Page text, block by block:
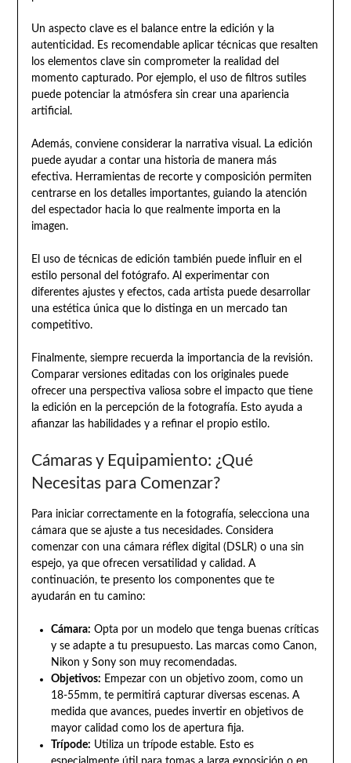
Un aspecto clave es el balance entre la edición y la
autenticidad. Es recomendable aplicar técnicas que resalten
los elementos clave sin comprometer la realidad del
momento capturado. Por ejemplo, el uso de filtros sutiles
puede potenciar la atmósfera sin crear una apariencia
artificial.
Además, conviene considerar la narrativa visual. La edición
puede ayudar a contar una historia de manera más
efectiva. Herramientas de recorte y composición permiten
centrarse en los detalles importantes, guiando la atención
del espectador hacia lo que realmente importa en la
imagen.
El uso de técnicas de edición también puede influir en el
estilo personal del fotógrafo. Al experimentar con
diferentes ajustes y efectos, cada artista puede desarrollar
una estética única que lo distinga en un mercado tan
competitivo.
Finalmente, siempre recuerda la importancia de la revisión.
Comparar versiones editadas con los originales puede
ofrecer una perspectiva valiosa sobre el impacto que tiene
la edición en la percepción de la fotografía. Esto ayuda a
afianzar las habilidades y a refinar el propio estilo.
Cámaras y Equipamiento: ¿Qué
Necesitas para Comenzar?
Para iniciar correctamente en la fotografía, selecciona una
cámara que se ajuste a tus necesidades. Considera
comenzar con una cámara réflex digital (DSLR) o una sin
espejo, ya que ofrecen versatilidad y calidad. A
continuación, te presento los componentes que te
ayudarán en tu camino:
Cámara: Opta por un modelo que tenga buenas críticas
y se adapte a tu presupuesto. Las marcas como Canon,
Nikon y Sony son muy recomendadas.
Objetivos: Empezar con un objetivo zoom, como un
18-55mm, te permitirá capturar diversas escenas. A
medida que avances, puedes invertir en objetivos de
mayor calidad como los de apertura fija.
Trípode: Utiliza un trípode estable. Esto es